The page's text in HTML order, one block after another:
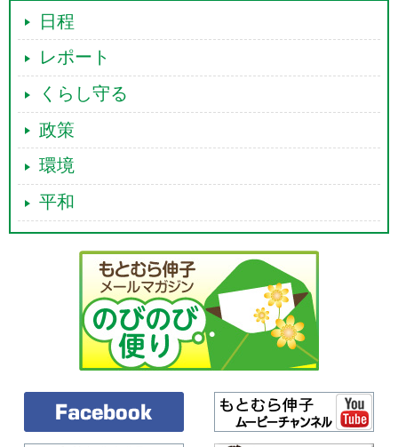
日程
レポート
くらし守る
政策
環境
平和